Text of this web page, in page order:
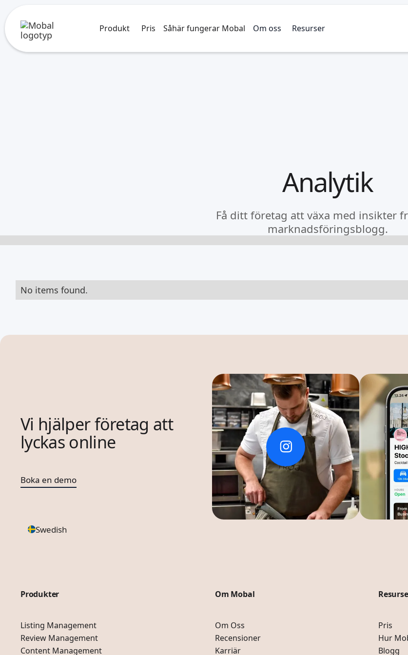
Produkt Pris Såhär fungerar Mobal Om oss Resurser
Analytik
Få ditt företag att växa med insikter
marknadsföringsblogg.
No items found.
Vi hjälper företag att
lyckas online
Boka en demo
Swedish
Produkter
Listing Management
Review Management
Content Management
Om Mobal
Om Oss
Recensioner
Karriär
Pris
Hur
Blogg